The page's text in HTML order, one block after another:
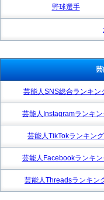
野球選手
芸能人SNS総合ランキン
芸能人Instagramランキン
芸能人TikTokランキング
芸能人Facebookランキン
芸能人Threadsランキン